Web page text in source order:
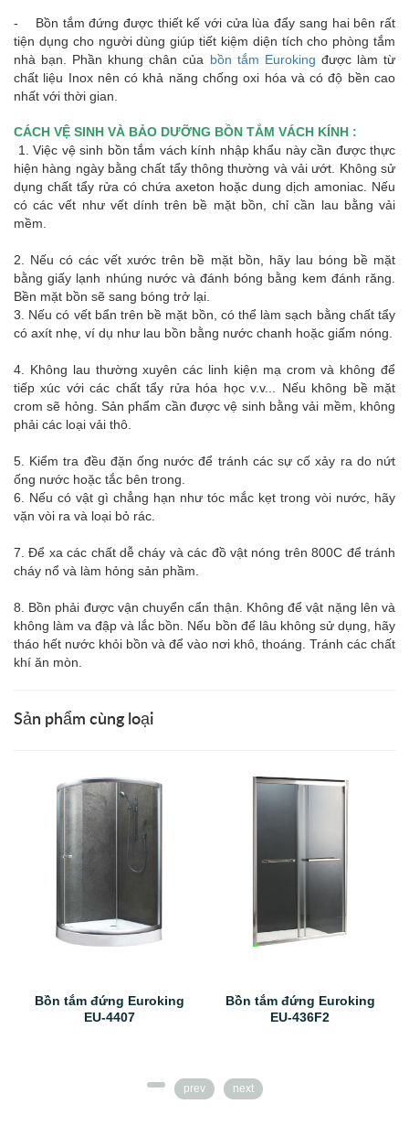
- Bồn tắm đứng được thiết kế với cửa lùa đẩy sang hai bên rất
tiện dụng cho người dùng giúp tiết kiệm diện tích cho phòng tắm
nhà bạn. Phần khung chân của bồn tắm Euroking được làm từ
chất liệu Inox nên có khả năng chống oxi hóa và có độ bền cao
nhất với thời gian.
CÁCH VỆ SINH VÀ BẢO DƯỠNG BỒN TẮM VÁCH KÍNH :
1. Việc vệ sinh bồn tắm vách kính nhập khẩu này cần được thực
hiện hàng ngày bằng chất tẩy thông thường và vải ướt. Không sử
dụng chất tẩy rửa có chứa axeton hoặc dung dịch amoniac. Nếu
có các vết như vết dính trên bề mặt bồn, chỉ cần lau bằng vải
mềm.
2. Nếu có các vết xước trên bề mặt bồn, hãy lau bóng bề mặt
bằng giấy lạnh nhúng nước và đánh bóng bằng kem đánh răng.
Bền mặt bồn sẽ sang bóng trở lại.
3. Nếu có vết bẩn trên bề mặt bồn, có thể làm sạch bằng chất tẩy
có axít nhẹ, ví dụ như lau bồn bằng nước chanh hoặc giấm nóng.
4. Không lau thường xuyên các linh kiện mạ crom và không để
tiếp xúc với các chất tẩy rửa hóa học v.v... Nếu không bề mặt
crom sẽ hỏng. Sản phẩm cần được vệ sinh bằng vải mềm, không
phải các loại vải thô.
5. Kiểm tra đều đặn ống nước để tránh các sự cố xảy ra do nứt
ống nước hoặc tắc bên trong.
6. Nếu có vật gì chẳng hạn như tóc mắc kẹt trong vòi nước, hãy
vặn vòi ra và loại bỏ rác.
7. Để xa các chất dễ cháy và các đồ vật nóng trên 800C để tránh
cháy nổ và làm hỏng sản phầm.
8. Bồn phải được vận chuyển cẩn thận. Không để vật nặng lên và
không làm va đập và lắc bồn. Nếu bồn để lâu không sử dụng, hãy
tháo hết nước khỏi bồn và để vào nơi khô, thoáng. Tránh các chất
khí ăn mòn.
Sản phẩm cùng loại
Bồn tắm đứng Euroking
EU-4407
Bồn tắm đứng Euroking
EU-436F2
prev next